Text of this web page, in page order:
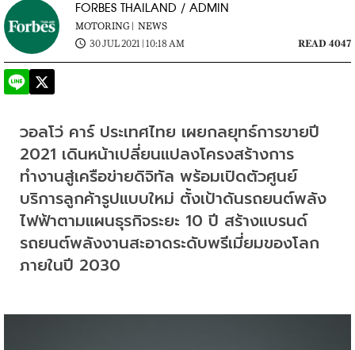
FORBES THAILAND / ADMIN
MOTORING | NEWS
30 JUL 2021 | 10:18 AM
READ 4047
วอลโว่ คาร์ ประเทศไทย เผยกลยุทธ์การขายปี
2021 เดินหน้าเปลี่ยนแปลงโครงสร้างการ
ทำงานสู่เครือข่ายดิจิทัล พร้อมเปิดตัวศูนย์
บริการลูกค้ารูปแบบใหม่ ตั้งเป้าดันรถยนต์พลัง
ไฟฟ้าตามแผนธุรกิจระยะ 10 ปี สร้างแบรนด์
รถยนต์พลังงานสะอาดระดับพรีเมี่ยมของโลก
ภายในปี 2030